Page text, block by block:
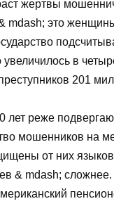
жертвы
mdash; это
увеличилось в
201
лет реже
мошенников на
от них
& mdash;